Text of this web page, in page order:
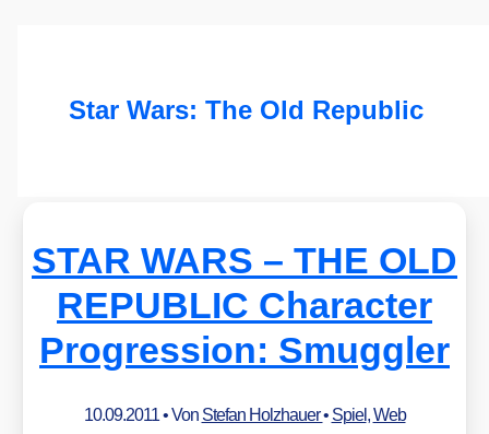
Star Wars: The Old Republic
STAR WARS – THE OLD
REPUBLIC Character
Progression: Smuggler
10.09.2011• Von Stefan Holzhauer• Spiel,Web